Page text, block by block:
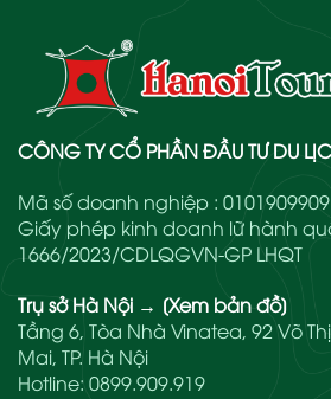
CÔNG TY CỔ PHẦN ĐẦU TƯ DU
Mã số doanh nghiệp : 0101909909
Giấy phép kinh doanh lữ hành
1666/2023/CDLQGVN-GP LHQT
Trụ sở Hà Nội → [Xem bản đồ]
Tầng 6, Tòa Nhà Vinatea, 92 Võ
Mai, TP. Hà Nội
Hotline: 0899.909.919